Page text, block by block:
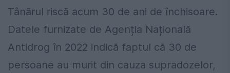
Tânărul riscă acum 30 de ani de închisoare.
Datele furnizate de Agenția Națională
Antidrog în 2022 indică faptul că 30 de
persoane au murit din cauza supradozelor,